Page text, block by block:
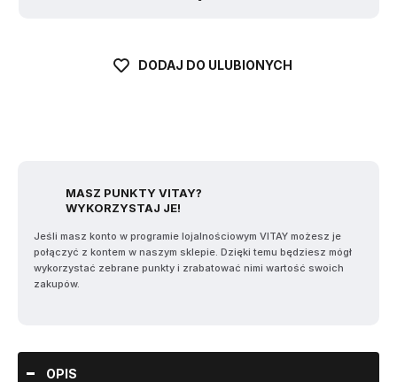
DODAJ DO ULUBIONYCH
MASZ PUNKTY VITAY?
WYKORZYSTAJ JE!
Jeśli masz konto w programie lojalnościowym VITAY możesz je
połączyć z kontem w naszym sklepie. Dzięki temu będziesz mógł
wykorzystać zebrane punkty i zrabatować nimi wartość swoich
zakupów.
OPIS